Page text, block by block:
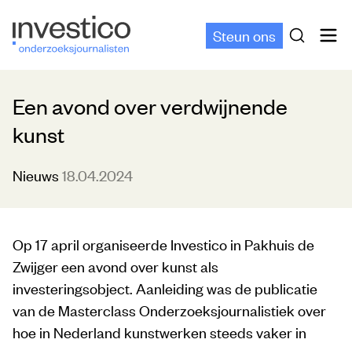
Steun ons
Een avond over verdwijnende
kunst
Nieuws 18.04.2024
Op 17 april organiseerde Investico in Pakhuis de
Zwijger een avond over kunst als
investeringsobject. Aanleiding was de publicatie
van de Masterclass Onderzoeksjournalistiek over
hoe in Nederland kunstwerken steeds vaker in